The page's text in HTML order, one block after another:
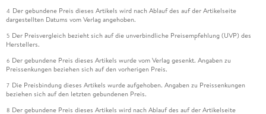
4 Der gebundene Preis dieses Artikels wird nach Ablauf des auf der Artikelseite
dargestellten Datums vom Verlag angehoben.
5 Der Preisvergleich bezieht sich auf die unverbindliche Preisempfehlung (UVP) des
Herstellers.
6 Der gebundene Preis dieses Artikels wurde vom Verlag gesenkt. Angaben zu
Preissenkungen beziehen sich auf den vorherigen Preis.
7 Die Preisbindung dieses Artikels wurde aufgehoben. Angaben zu Preissenkungen
beziehen sich auf den letzten gebundenen Preis.
8 Der gebundene Preis dieses Artikels wird nach Ablauf des auf der Artikelseite